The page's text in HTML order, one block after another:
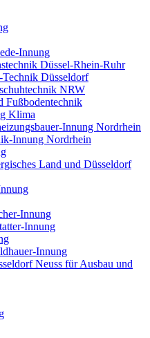
Innung
Düssel-Rhein-Ruhr
Düsseldorf
NRW
Fußbodentechnik
Klima
Innung Nordrhein
Innung Nordrhein
Land und Düsseldorf
Innung
Innung
Innung
Neuss für Ausbau und